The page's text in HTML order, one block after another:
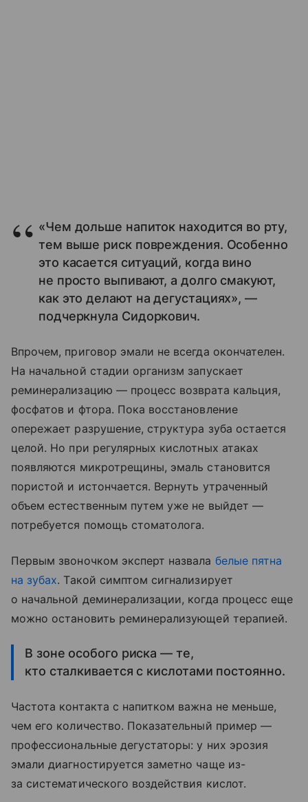
«Чем дольше напиток находится во рту,
тем выше риск повреждения. Особенно
это касается ситуаций, когда вино
не просто выпивают, а долго смакуют,
как это делают на дегустациях», —
подчеркнула Сидоркович.
Впрочем, приговор эмали не всегда окончателен.
На начальной стадии организм запускает
реминерализацию — процесс возврата кальция,
фосфатов и фтора. Пока восстановление
опережает разрушение, структура зуба остается
целой. Но при регулярных кислотных атаках
появляются микротрещины, эмаль становится
пористой и истончается. Вернуть утраченный
объем естественным путем уже не выйдет —
потребуется помощь стоматолога.
Первым звоночком эксперт назвала белые пятна
на зубах. Такой симптом сигнализирует
о начальной деминерализации, когда процесс еще
можно остановить реминерализующей терапией.
В зоне особого риска — те,
кто сталкивается с кислотами постоянно.
Частота контакта с напитком важна не меньше,
чем его количество. Показательный пример —
профессиональные дегустаторы: у них эрозия
эмали диагностируется заметно чаще из-
за систематического воздействия кислот.